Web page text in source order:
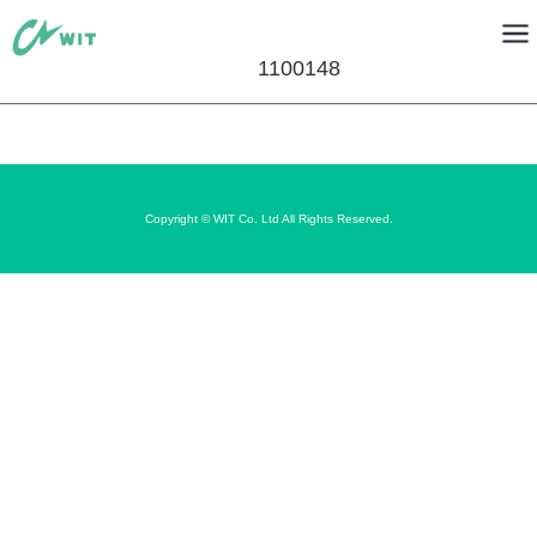
1100148
Copyright © WIT Co. Ltd All Rights Reserved.